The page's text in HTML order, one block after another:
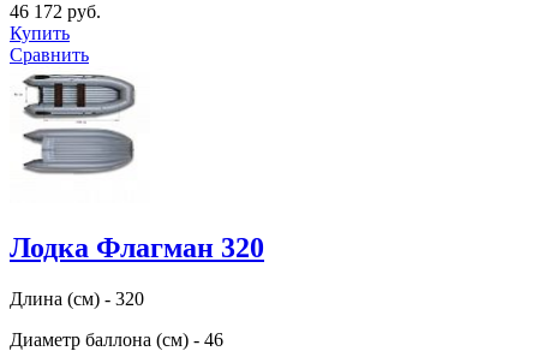
46 172 руб.
Купить
Сравнить
Лодка Флагман 320
Длина (см) - 320
Диаметр баллона (см) - 46